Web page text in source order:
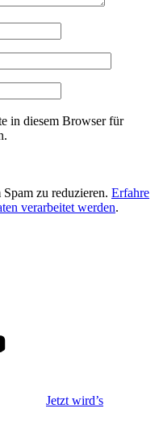
in diesem Browser für
zu reduzieren. Erfahre
verarbeitet werden.
Jetzt wird’s